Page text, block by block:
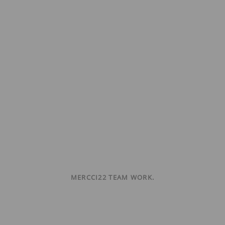
MERCCI22 TEAM WORK.